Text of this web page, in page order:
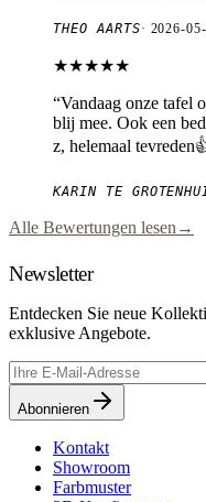
THEO AARTS· 2026-
★★★★★
“Vandaag onze tafel
blij mee. Ook een
z, helemaal
KARIN TE
Alle Bewertungen lesen →
Newsletter
Entdecken Sie neue
exklusive Angebote.
Abonnieren
Kontakt
Showroom
Farbmuster